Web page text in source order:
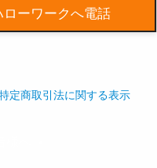
ナンス業 建物等の総
３－０１０８２０ ＊
ローワークへ電話
定商取引法に関する表示